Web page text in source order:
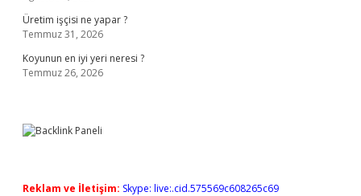
Üretim işçisi ne yapar ?
Temmuz 31, 2026
Koyunun en iyi yeri neresi ?
Temmuz 26, 2026
Reklam ve İletişim: Skype: live:.cid.575569c608265c69